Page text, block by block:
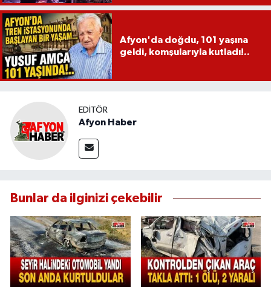
Afyon'da doğdu, 101 yaşına
geldi, komşularıyla kutladı!..
EDITÖR
Afyon Haber
Bunlar da ilginizi çekebilir